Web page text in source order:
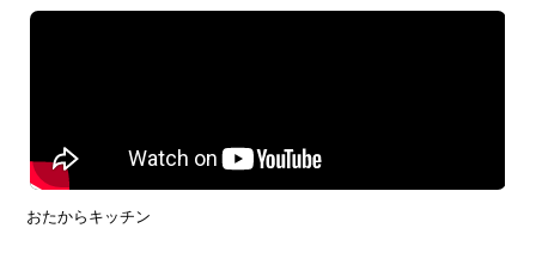
おたからキッチン